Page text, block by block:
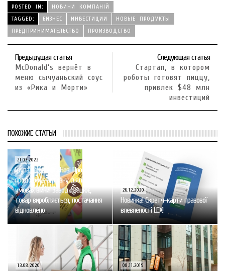
POSTED IN:
НОВИНИ КОМПАНІЙ
TAGGED:
БИЗНЕС ИНВЕСТИЦИИ
НОВЫЕ ПРОДУКТЫ
ПРЕДПРИНИМАТЕЛЬСТВО
ПРОИЗВОДСТВО
Предыдущая статья
McDonald’s вернёт в
меню сычуаньский соус
из «Рика и Морти»
Следующая статья
Стартап, в котором
роботы готовят пиццу,
привлек $48 млн
инвестиций
ПОХОЖИЕ СТАТЬИ
21.03.2022
Група Компаній «Нові Продукти»
продовжує активну діяльність в
умовах війни! Завод працює,
товар виробляється, постачання
відновлено
26.12.2020
Новинка! Скретч-карти правової
впевненості LEX!
13.08.2020 08.11.2019